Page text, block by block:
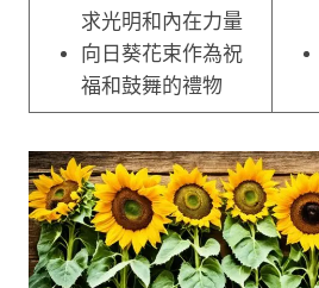
求光明和內在力量
向日葵花束作為祝
福和鼓舞的禮物